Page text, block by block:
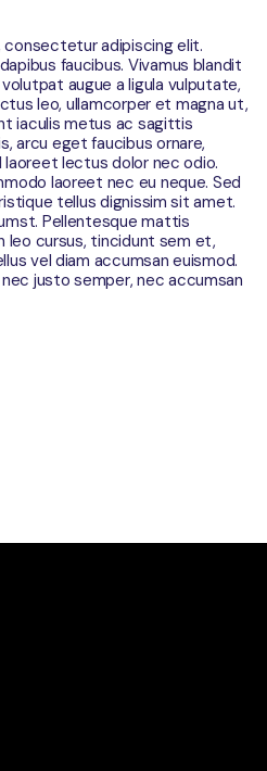
adipiscing elit.
faucibus. Vivamus blandit
augue a ligula vulputate,
leo, ullamcorper et magna ut,
iaculis metus ac sagittis
arcu eget faucibus ornare,
laoreet lectus dolor nec odio.
laoreet nec eu neque. Sed
tellus dignissim sit amet.
Pellentesque mattis
leo cursus, tincidunt sem et,
vel diam accumsan euismod.
justo semper, nec accumsan